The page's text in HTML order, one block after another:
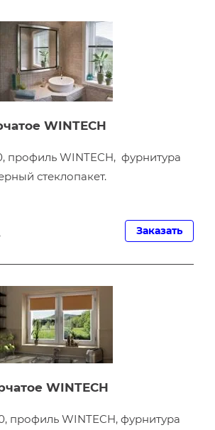
WINTECH
профиль WINTECH, фурнитура
стеклопакет.
Заказать
WINTECH
профиль WINTECH, фурнитура